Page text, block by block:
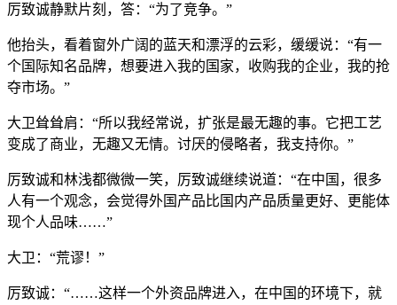
厉致诚静默片刻，答：“为了竞争。”
他抬头，看着窗外广阔的蓝天和漂浮的云彩，缓缓说：“有一
个国际知名品牌，想要进入我的国家，收购我的企业，我的抢
夺市场。”
大卫耸耸肩：“所以我经常说，扩张是最无趣的事。它把工艺
变成了商业，无趣又无情。讨厌的侵略者，我支持你。”
厉致诚和林浅都微微一笑，厉致诚继续说道：“在中国，很多
人有一个观念，会觉得外国产品比国内产品质量更好、更能体
现个人品味……”
大卫：“荒谬！”
厉致诚：“……这样一个外资品牌进入，在中国的环境下，就